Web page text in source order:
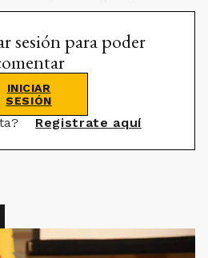
sesión para poder
INICIAR
SESIÓN
Registrate aquí